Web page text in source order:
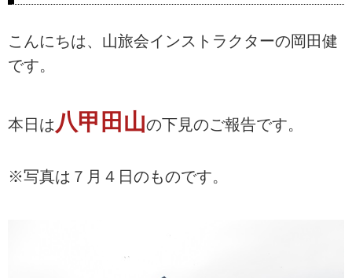
こんにちは、山旅会インストラクターの岡田健
です。
本日は 八甲田山の下見のご報告です。
※写真は７月４日のものです。